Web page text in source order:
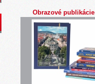
Obrazové publikácie